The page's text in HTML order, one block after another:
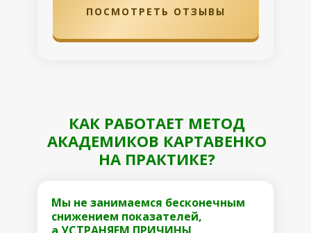
ПОСМОТРЕТЬ ОТЗЫВЫ
КАК РАБОТАЕТ МЕТОД
АКАДЕМИКОВ КАРТАВЕНКО
НА ПРАКТИКЕ?
Мы не занимаемся бесконечным
снижением показателей,